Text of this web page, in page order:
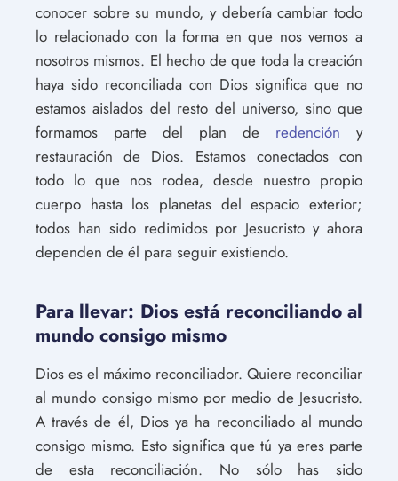
conocer sobre su mundo, y debería cambiar todo
lo relacionado con la forma en que nos vemos a
nosotros mismos. El hecho de que toda la creación
haya sido reconciliada con Dios significa que no
estamos aislados del resto del universo, sino que
formamos parte del plan de redención y
restauración de Dios. Estamos conectados con
todo lo que nos rodea, desde nuestro propio
cuerpo hasta los planetas del espacio exterior;
todos han sido redimidos por Jesucristo y ahora
dependen de él para seguir existiendo.
Para llevar: Dios está reconciliando al
mundo consigo mismo
Dios es el máximo reconciliador. Quiere reconciliar
al mundo consigo mismo por medio de Jesucristo.
A través de él, Dios ya ha reconciliado al mundo
consigo mismo. Esto significa que tú ya eres parte
de esta reconciliación. No sólo has sido